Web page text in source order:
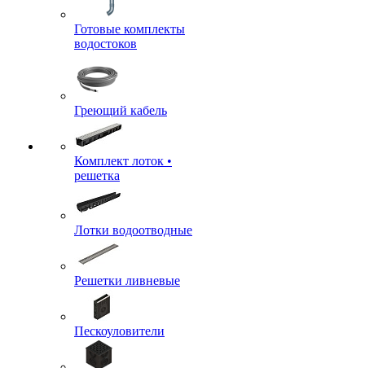
Готовые комплекты
водостоков
Греющий кабель
Комплект лоток •
решетка
Лотки водоотводные
Решетки ливневые
Пескоуловители